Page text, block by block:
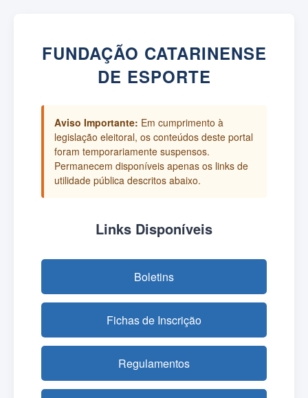
FUNDAÇÃO CATARINENSE
DE ESPORTE
Aviso Importante: Em cumprimento à
legislação eleitoral, os conteúdos deste portal
foram temporariamente suspensos.
Permanecem disponíveis apenas os links de
utilidade pública descritos abaixo.
Links Disponíveis
Boletins
Fichas de Inscrição
Regulamentos